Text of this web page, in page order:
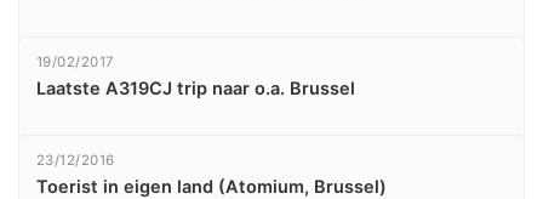
19/02/2017
Laatste A319CJ trip naar o.a. Brussel
23/12/2016
Toerist in eigen land (Atomium, Brussel)